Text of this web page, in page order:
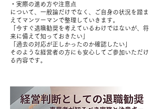
・実際の進め方や注意点
について、一般論だけでなく、ご自身の状況を踏ま
えてマンツーマンで整理していきます。
「今すぐ退職勧奨を考えているわけではないが、将
来に備えて知っておきたい」
「過去の対応が正しかったのか確認したい」
そのような経営者の方にも安心してご参加いただけ